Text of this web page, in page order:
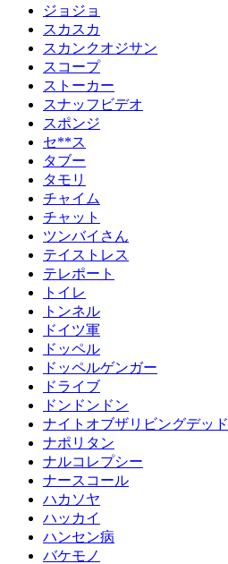
ジョジョ
スカスカ
スカンクオジサン
スコープ
ストーカー
スナッフビデオ
スポンジ
セ**ス
タブー
タモリ
チャイム
チャット
ツンバイさん
テイストレス
テレポート
トイレ
トンネル
ドイツ軍
ドッペル
ドッペルゲンガー
ドライブ
ドンドンドン
ナイトオブザリビングデッド
ナポリタン
ナルコレプシー
ナースコール
ハカソヤ
ハッカイ
ハンセン病
バケモノ